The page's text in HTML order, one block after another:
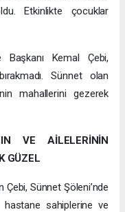
Etkinlikte çocuklar
Başkanı Kemal Çebi,
Sünnet olan
mahallerini gezerek
VE AİLELERİNİN
GÜZEL
Sünnet Şöleni’nde
hastane sahiplerine ve